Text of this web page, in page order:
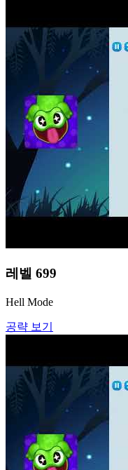
레벨 699
Hell Mode
공략 보기